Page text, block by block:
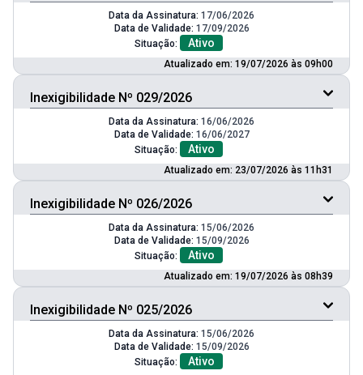
Data da Assinatura: 17/06/2026
Data de Validade: 17/09/2026
Situação:
Ativo
Atualizado em: 19/07/2026 às 09h00
Inexigibilidade Nº 029/2026
Data da Assinatura: 16/06/2026
Data de Validade: 16/06/2027
Situação:
Ativo
Atualizado em: 23/07/2026 às 11h31
Inexigibilidade Nº 026/2026
Data da Assinatura: 15/06/2026
Data de Validade: 15/09/2026
Situação:
Ativo
Atualizado em: 19/07/2026 às 08h39
Inexigibilidade Nº 025/2026
Data da Assinatura: 15/06/2026
Data de Validade: 15/09/2026
Situação:
Ativo